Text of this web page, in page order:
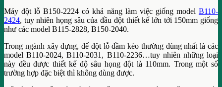
Máy đột lỗ B150-2224 có khả năng làm việc giống model B110-
2424, tuy nhiên họng sâu của đầu đột thiết kế lớn tới 150mm giống
như các model B115-2828, B150-2040.
Trong ngành xây dựng, để đột lỗ dầm kèo thường dùng nhất là các
model B110-2024, B110-2031, B110-2236…tuy nhiên những loại
này đều được thiết kế độ sâu họng đột là 110mm. Trong một số
trường hợp đặc biệt thì không dùng được.